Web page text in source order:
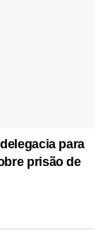
para
prisão de